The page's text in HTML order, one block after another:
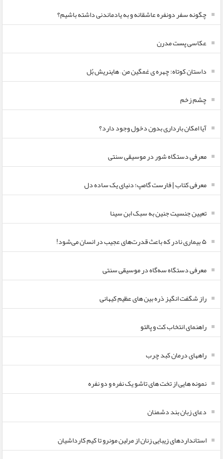
چگونه سفر دونفره عاشقانه و به یادماندنی داشته باشیم؟
عکاسی پست مدرن
داستان کوتاه: چهره ی غمگین من – هاینریش بُل
چشم زخم
آیا امکان بارداری بدون دخول وجود دارد؟
معرفی دستگاه شور در موسیقی سنتی
معرفی کتاب | فارست گامپ؛ دنیای یک ساده دل
تعیین جنسیت جنین به سبک ابن سینا
۵ بیماری نادر که باعث قدرت‌های عجیب در انسان می‌شود!
معرفی دستگاه سه‌گاه در موسیقی سنتی
راز شگفت انگیز ذره بین های عظیم کیهانی
راهنمای انتخاب کت و پالتو
راههای درمان کبد چرب
نمونه هایی از تخت های تاشو یک نفره و دو نفره
دعای زبان بند دشمنان
استانداردهای زیبایی زنان از مرلین مونرو تا کیم کارداشیان